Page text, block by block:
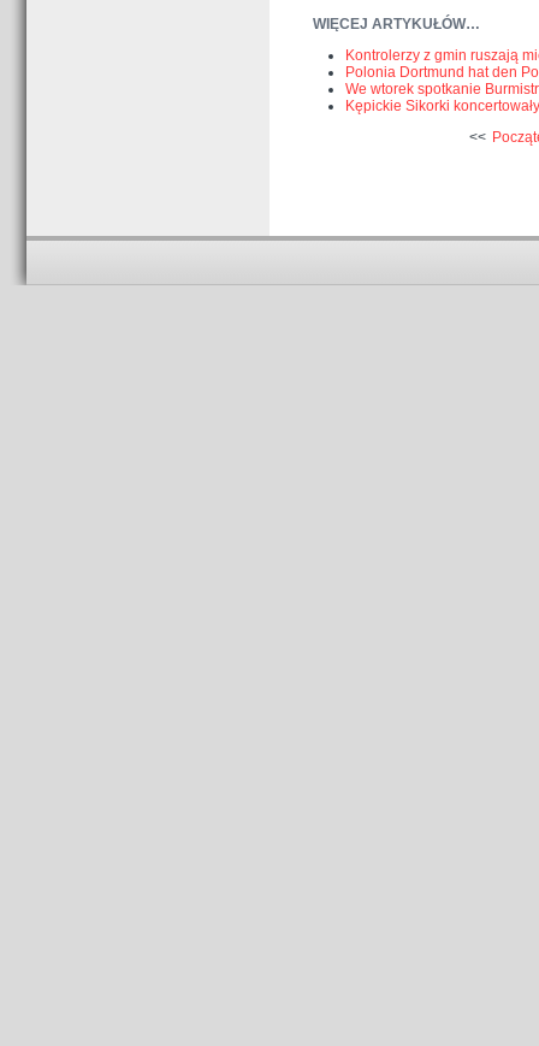
WIĘCEJ ARTYKUŁÓW…
Kontrolerzy z gmin ruszają
Polonia Dortmund hat den
We wtorek spotkanie
Kępickie Sikorki
<<